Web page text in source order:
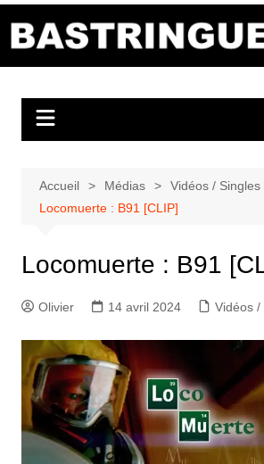
Accueil Médias
Vidéos / Singles
Locomuerte : B91 [CLIP]
Locomuerte : B91
Olivier 14 avril 2024 Vidéos /